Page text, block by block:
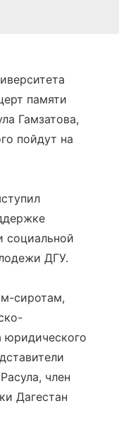
памяти
Гамзатова,
пойдут на
социальной
ДГУ.
сиротам,
юридического
член
Дагестан